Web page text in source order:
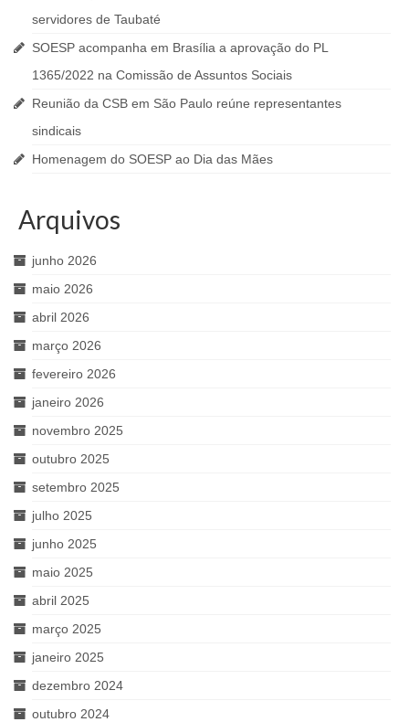
servidores de Taubaté
SOESP acompanha em Brasília a aprovação do PL
1365/2022 na Comissão de Assuntos Sociais
Reunião da CSB em São Paulo reúne representantes
sindicais
Homenagem do SOESP ao Dia das Mães
Arquivos
junho 2026
maio 2026
abril 2026
março 2026
fevereiro 2026
janeiro 2026
novembro 2025
outubro 2025
setembro 2025
julho 2025
junho 2025
maio 2025
abril 2025
março 2025
janeiro 2025
dezembro 2024
outubro 2024